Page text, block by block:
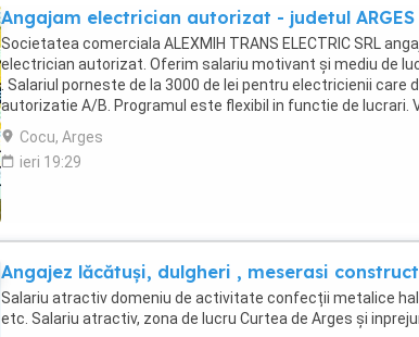
Angajam electrician autorizat - judetul ARGES
Societatea comerciala ALEXMIH TRANS ELECTRIC SRL
electrician autorizat. Oferim salariu motivant și mediu de
. Salariul porneste de la 3000 de lei pentru electricienii care
autorizatie A/B. Programul este flexibil in functie de lucrari.
ne contactați la telefon ...
Cocu, Arges
ieri 19:29
Angajez lăcătuși, dulgheri , meserasi
Salariu atractiv domeniu de activitate confecții metalice
etc. Salariu atractiv, zona de lucru Curtea de Arges și